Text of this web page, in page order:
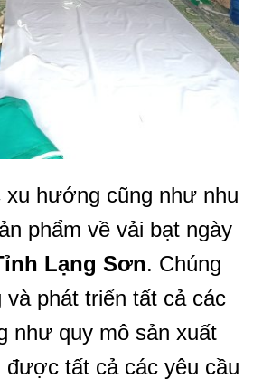
hướng cũng như nhu
phẩm về vải bạt ngày
Lạng Sơn. Chúng
phát triển tất cả các
như quy mô sản xuất
được tất cả các yêu cầu